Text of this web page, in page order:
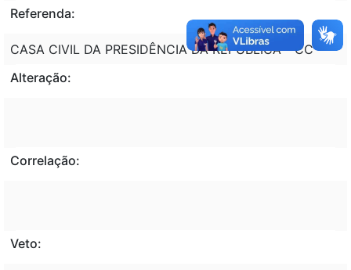
Referenda:
CASA CIVIL DA PRESIDÊNCIA DA REPÚBLICA - CC
Alteração:
Correlação:
Veto: